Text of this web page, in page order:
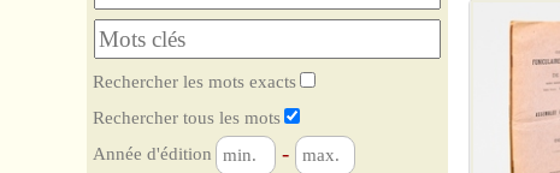
Rechercher les mots exacts
Rechercher tous les mots
Année d'édition
-